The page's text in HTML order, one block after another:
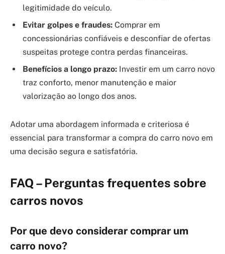
legitimidade do veículo.
Evitar golpes e fraudes: Comprar em
concessionárias confiáveis e desconfiar de ofertas
suspeitas protege contra perdas financeiras.
Benefícios a longo prazo: Investir em um carro novo
traz conforto, menor manutenção e maior
valorização ao longo dos anos.
Adotar uma abordagem informada e criteriosa é
essencial para transformar a compra do carro novo em
uma decisão segura e satisfatória.
FAQ – Perguntas frequentes sobre
carros novos
Por que devo considerar comprar um
carro novo?